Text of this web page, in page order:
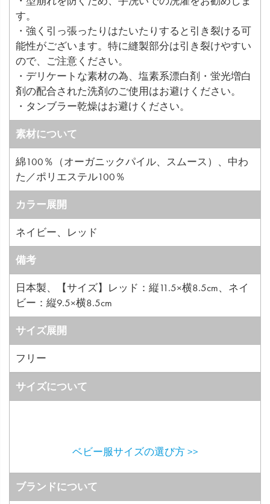
す。
・強く引っ張ったりはたいたりすると引き裂ける可
能性がございます。特に縫製部分は引き裂けやすい
ので、ご注意ください。
・デリケートな素材の為、塩素系漂白剤・蛍光増白
剤の配合された洗剤のご使用はお避けください。
・タンブラー乾燥はお避けください。
素材について
綿100％（オーガニックパイル、スムース）、中わ
た／ポリエステル100％
カラー展開
ネイビー、レッド
備考
日本製、【サイズ】レッド：縦11.5×横8.5cm、ネイ
ビー：縦9.5×横8.5cm
サイズ展開
フリー
サイズについて
ベビー服サイズの選び方 >>
ブランドについて